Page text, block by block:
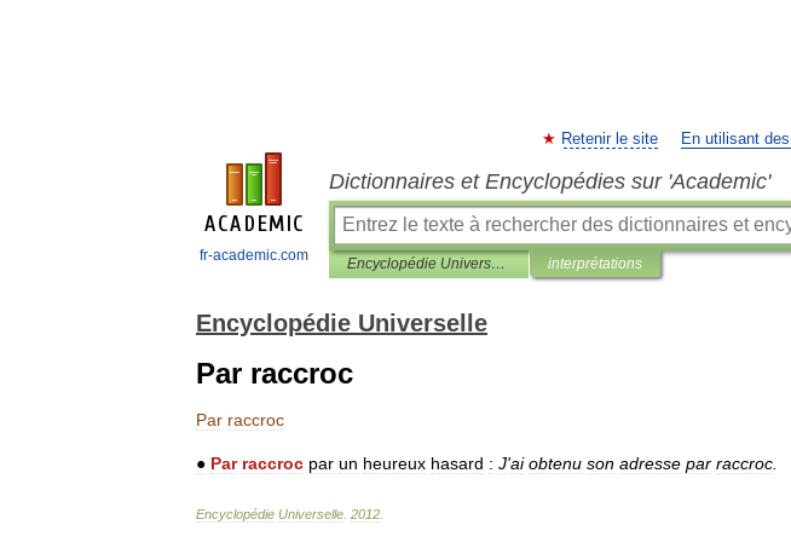
fr-academic.com
Retenir le site En utilisant
Dictionnaires et Encyclopédies sur 'Academic'
Encyclopédie Universelle interprétations
Encyclopédie Universelle
Par raccroc
Par raccroc
● Par raccroc par un heureux hasard : J'ai obtenu son adresse par raccroc
Encyclopédie Universelle 2012